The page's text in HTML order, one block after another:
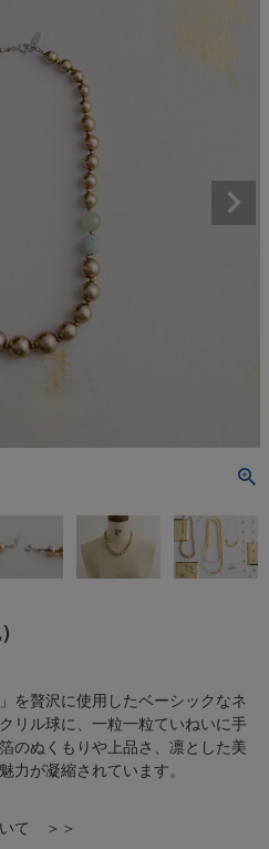
を贅沢に使用したベーシックなネ
リル球に、一粒一粒ていねいに手
のぬくもりや上品さ、凛とした美
力が凝縮されています。
いて ＞＞